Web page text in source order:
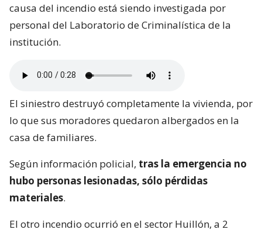
causa del incendio está siendo investigada por
personal del Laboratorio de Criminalística de la
institución.
El siniestro destruyó completamente la vivienda, por
lo que sus moradores quedaron albergados en la
casa de familiares.
Según información policial, tras la emergencia no
hubo personas lesionadas, sólo pérdidas
materiales.
El otro incendio ocurrió en el sector Huillón, a 2